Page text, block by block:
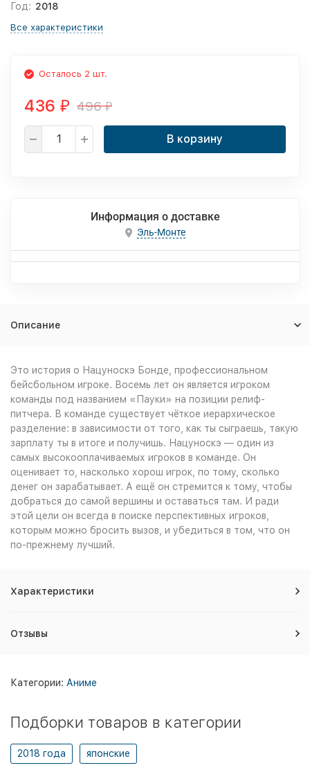
Год: 2018
Все характеристики
Осталось 2 шт.
436 ₽ 496₽
В корзину
Информация о доставке
Эль-Монте
Описание
Это история о Нацуноскэ Бонде, профессиональном
бейсбольном игроке. Восемь лет он является игроком
команды под названием «Пауки» на позиции релиф-
питчера. В команде существует чёткое иерархическое
разделение: в зависимости от того, как ты сыграешь, такую
зарплату ты в итоге и получишь. Нацуноскэ — один из
самых высокооплачиваемых игроков в команде. Он
оценивает то, насколько хорош игрок, по тому, сколько
денег он зарабатывает. А ещё он стремится к тому, чтобы
добраться до самой вершины и оставаться там. И ради
этой цели он всегда в поиске перспективных игроков,
которым можно бросить вызов, и убедиться в том, что он
по-прежнему лучший.
Характеристики
Отзывы
Категории: Аниме
Подборки товаров в категории
2018 года японские